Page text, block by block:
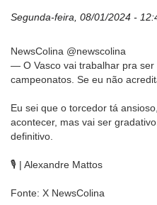
Segunda-feira, 08/01/2024 -
NewsColina @newscolina
— O Vasco vai trabalhar pra ser
campeonatos. Se eu não
Eu sei que o torcedor tá
acontecer, mas vai ser
definitivo.
🎙️ | Alexandre Mattos
Fonte: X NewsColina